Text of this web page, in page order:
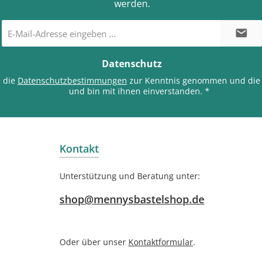
werden.
Mail-
Adresse
Datenschutz
die Datenschutzbestimmungen zur Kenntnis genommen und die
und bin mit ihnen einverstanden. *
Kontakt
Unterstützung und Beratung unter:
shop@mennysbastelshop.de
Oder über unser Kontaktformular.